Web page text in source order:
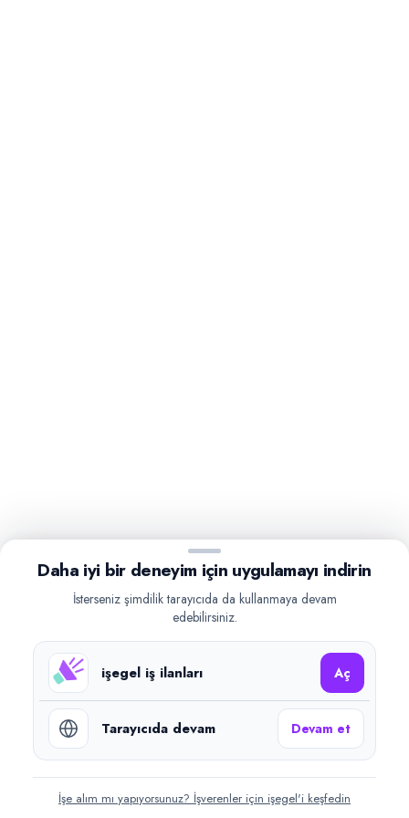
Daha iyi bir deneyim için uygulamayı indirin
İsterseniz şimdilik tarayıcıda da kullanmaya devam
edebilirsiniz.
işegel iş ilanları Aç
Tarayıcıda devam Devam et
İşe alım mı yapıyorsunuz? İşverenler için işegel'i keşfedin